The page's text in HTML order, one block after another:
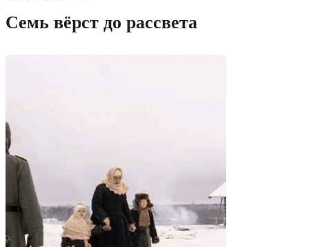
Семь вёрст до рассвета